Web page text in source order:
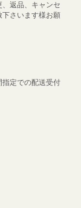
返品、キャンセ
下さいます様お願
定での配送受付